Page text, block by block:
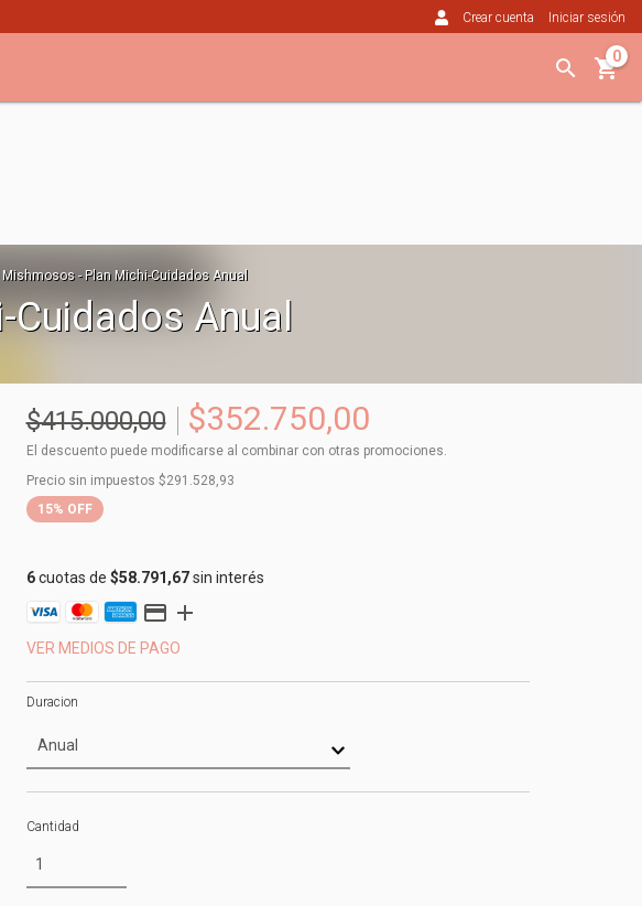
Crear cuenta Iniciar sesión
0
Mishmosos - Plan Michi-Cuidados Anual
Anual
$415.000,00 $352.750,00
El descuento puede modificarse al combinar con otras promociones.
Precio sin impuestos $291.528,93
15% OFF
6cuotas de $58.791,67sin interés
VER MEDIOS DE PAGO
Duracion
Cantidad